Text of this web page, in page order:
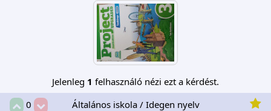
Jelenleg 1 felhasználó nézi ezt a kérdést.
0
Általános iskola / Idegen nyelv